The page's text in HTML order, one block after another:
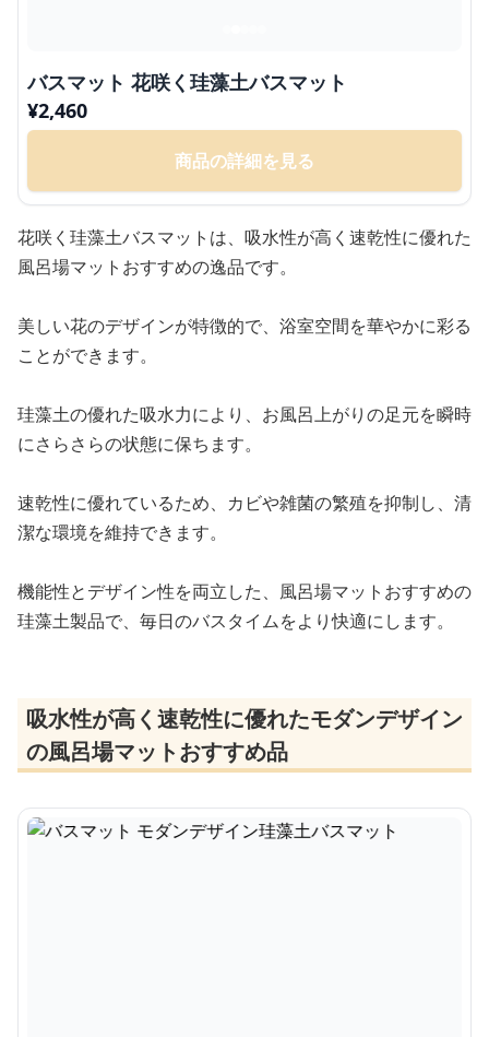
バスマット 花咲く珪藻土バスマット
¥2,460
商品の詳細を見る
花咲く珪藻土バスマットは、吸水性が高く速乾性に優れた
風呂場マットおすすめの逸品です。
美しい花のデザインが特徴的で、浴室空間を華やかに彩る
ことができます。
珪藻土の優れた吸水力により、お風呂上がりの足元を瞬時
にさらさらの状態に保ちます。
速乾性に優れているため、カビや雑菌の繁殖を抑制し、清
潔な環境を維持できます。
機能性とデザイン性を両立した、風呂場マットおすすめの
珪藻土製品で、毎日のバスタイムをより快適にします。
吸水性が高く速乾性に優れたモダンデザイン
の風呂場マットおすすめ品